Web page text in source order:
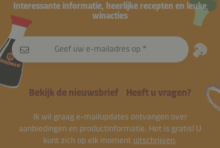
Interessante informatie, heerlijke recepten en leuke
winacties
Geef uw e-mailadres op
Bekijk de nieuwsbrief Heeft u vragen?
Ik wil graag e-mailupdates ontvangen over
aanbiedingen en productinformatie. Het is gratis! U
kunt zich op elk moment uitschrijven.